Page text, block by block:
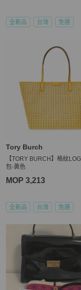
全新品 台灣 免運
Tory Burch
【TORY BURCH】格紋
包-黃色
MOP 3,213
全新品 台灣 免運